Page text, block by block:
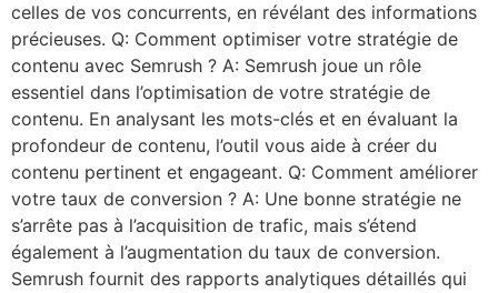
celles de vos concurrents, en révélant des informations
précieuses. Q: Comment optimiser votre stratégie de
contenu avec Semrush ? A: Semrush joue un rôle
essentiel dans l’optimisation de votre stratégie de
contenu. En analysant les mots-clés et en évaluant la
profondeur de contenu, l’outil vous aide à créer du
contenu pertinent et engageant. Q: Comment améliorer
votre taux de conversion ? A: Une bonne stratégie ne
s’arrête pas à l’acquisition de trafic, mais s’étend
également à l’augmentation du taux de conversion.
Semrush fournit des rapports analytiques détaillés qui